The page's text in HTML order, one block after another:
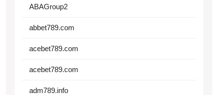
ABAGroup2
abbet789.com
acebet789.com
acebet789.com
adm789.info